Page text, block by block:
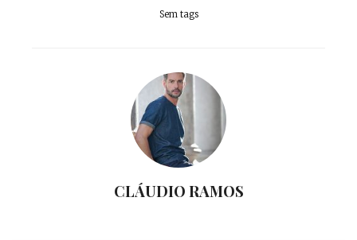
Sem tags
CLÁUDIO RAMOS